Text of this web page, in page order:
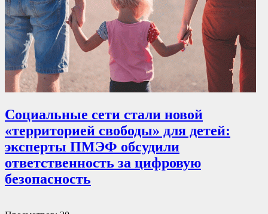
Социальные сети стали новой
«территорией свободы» для детей:
эксперты ПМЭФ обсудили
ответственность за цифровую
безопасность